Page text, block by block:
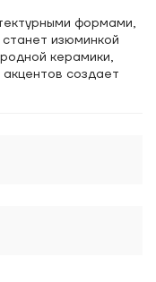
формами,
изюминкой
керамики,
акцентов создает